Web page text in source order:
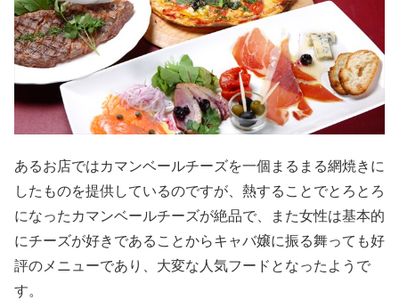
あるお店ではカマンベールチーズを一個まるまる網焼きに
したものを提供しているのですが、熱することでとろとろ
になったカマンベールチーズが絶品で、また女性は基本的
にチーズが好きであることからキャバ嬢に振る舞っても好
評のメニューであり、大変な人気フードとなったようで
す。